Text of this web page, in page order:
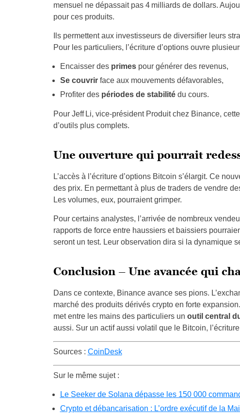
mensuel ne dépassait pas 4 milliards de dollars.
pour ces produits.
Ils permettent aux investisseurs de diversifier leurs
Pour les particuliers, l’écriture d’options ouvre
Encaisser des primespour générer des revenus,
Se couvrirface aux mouvements défavorables,
Profiter des périodes de stabilitédu cours.
Pour Jeff Li, vice‑président Produit chez Binance,
d’outils plus complets.
Une ouverture qui pourrait
L’accès à l’écriture d’options Bitcoin s’élargit. Ce
des prix. En permettant à plus de traders de vendre
Les volumes, eux, pourraient grimper.
Pour certains analystes, l’arrivée de nombreux
rapports de force entre haussiers et baissiers
seront un test. Leur observation dira si la dynamique
Conclusion – Une avancée qui
Dans ce contexte, Binance avance ses pions.
marché des produits dérivés crypto en forte
met entre les mains des particuliers un outil central
aussi. Sur un actif aussi volatil que le Bitcoin,
Sources : CoinDesk
Sur le même sujet :
Le Seeker de Solana dépasse les 150 000
Crypto et débancarisation : L’ordre exécutif de la